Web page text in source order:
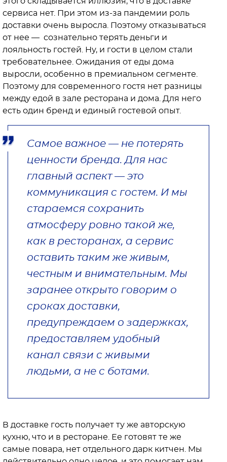
сервиса нет. При этом из-за пандемии роль
доставки очень выросла. Поэтому отказываться
от нее — сознательно терять деньги и
лояльность гостей. Ну, и гости в целом стали
требовательнее. Ожидания от еды дома
выросли, особенно в премиальном сегменте.
Поэтому для современного гостя нет разницы
между едой в зале ресторана и дома. Для него
есть один бренд и единый гостевой опыт.
Самое важное — не потерять
ценности бренда. Для нас
главный аспект — это
коммуникация с гостем. И мы
стараемся сохранить
атмосферу ровно такой же,
как в ресторанах, а сервис
оставить таким же живым,
честным и внимательным. Мы
заранее открыто говорим о
сроках доставки,
предупреждаем о задержках,
предоставляем удобный
канал связи с живыми
людьми, а не с ботами.
В доставке гость получает ту же авторскую
кухню, что и в ресторане. Ее готовят те же
самые повара, нет отдельного дарк китчен. Мы